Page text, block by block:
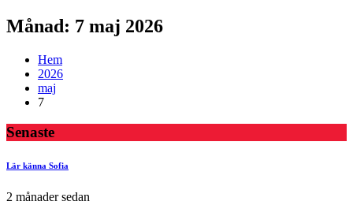
Månad: 7 maj 2026
Hem
2026
maj
7
Senaste
Lär känna Sofia
2 månader sedan